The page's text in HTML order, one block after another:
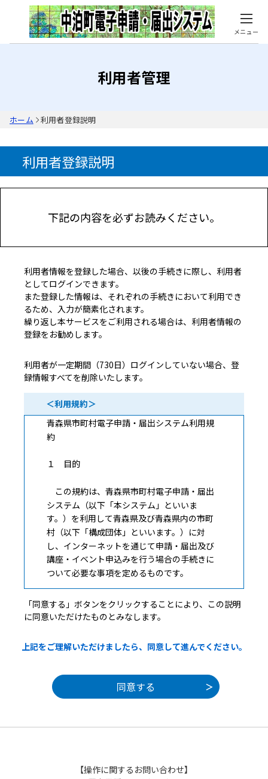
メニュー
利用者管理
ホーム 利用者登録説明
利用者登録説明
下記の内容を必ずお読みください。
利用者情報を登録した場合、以後の手続きに際し、利用者
としてログインできます。
また登録した情報は、それぞれの手続きにおいて利用でき
るため、入力が簡素化されます。
繰り返し本サービスをご利用される場合は、利用者情報の
登録をお勧めします。
利用者が一定期間（730日）ログインしていない場合、登
録情報すべてを削除いたします。
＜利用規約＞
青森県市町村電子申請・届出システム利用規
約
１ 目的
この規約は、青森県市町村電子申請・届出
システム（以下「本システム」といいま
す。）を利用して青森県及び青森県内の市町
村（以下「構成団体」といいます。）に対
し、インターネットを通じて申請・届出及び
講座・イベント申込みを行う場合の手続きに
ついて必要な事項を定めるものです。
２ 利用規約の同意
本システムを利用して申請・届出等手続を
行うためには、この規約に同意していただく
体は本システムのサービスを提供します。本
システムをご利用された方は、この規約に同
約に同意されたものとみなします。
「同意する」ボタンをクリックすることにより、この説明
に同意いただけたものとみなします。
上記をご理解いただけましたら、同意して進んでください。
【操作に関するお問い合わせ】